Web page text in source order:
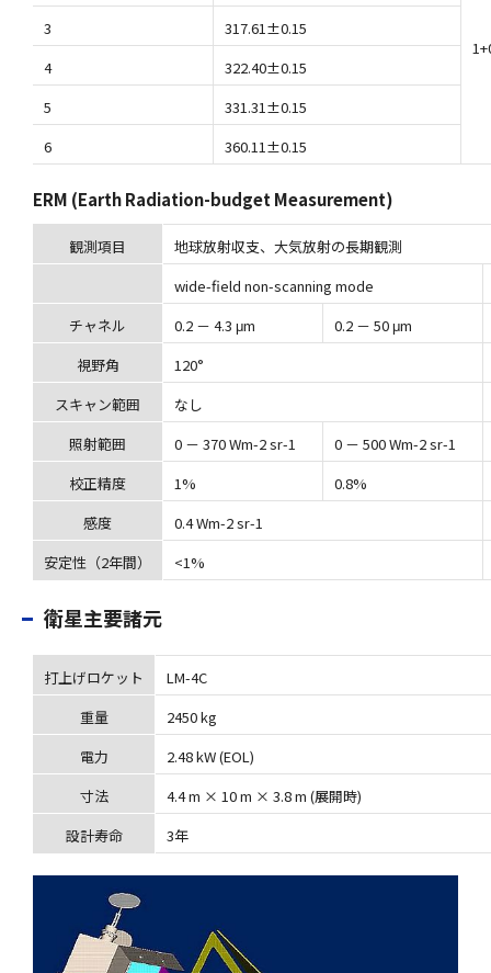
3
317.61±0.15
4
322.40±0.15
5
331.31±0.15
6
360.11±0.15
ERM (Earth Radiation-budget Measurement)
観測項目
地球放射収支、大気放射の長期観測
wide-field non-scanning mode
チャネル
0.2 － 4.3 μm
0.2 － 50 μm
視野角
120°
スキャン範囲
なし
照射範囲
0 － 370 Wm-2 sr-1
0 － 500 Wm-2 sr-1
校正精度
1%
0.8%
感度
0.4 Wm-2 sr-1
安定性（2年間）
<1%
衛星主要諸元
打上げロケット
LM-4C
重量
2450 kg
電力
2.48 kW (EOL)
寸法
4.4 m × 10 m × 3.8 m (展開時)
設計寿命
3年